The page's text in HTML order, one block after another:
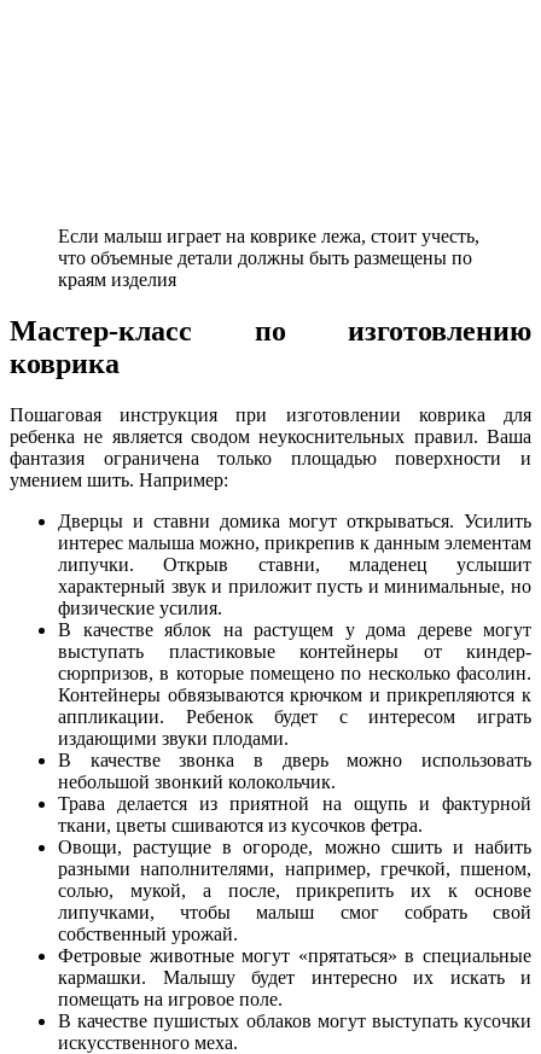
Если малыш играет на коврике лежа, стоит учесть,
что объемные детали должны быть размещены по
краям изделия
Мастер-класс по изготовлению
коврика
Пошаговая инструкция при изготовлении коврика для
ребенка не является сводом неукоснительных правил. Ваша
фантазия ограничена только площадью поверхности и
умением шить. Например:
Дверцы и ставни домика могут открываться. Усилить
интерес малыша можно, прикрепив к данным элементам
липучки. Открыв ставни, младенец услышит
характерный звук и приложит пусть и минимальные, но
физические усилия.
В качестве яблок на растущем у дома дереве могут
выступать пластиковые контейнеры от киндер-
сюрпризов, в которые помещено по несколько фасолин.
Контейнеры обвязываются крючком и прикрепляются к
аппликации. Ребенок будет с интересом играть
издающими звуки плодами.
В качестве звонка в дверь можно использовать
небольшой звонкий колокольчик.
Трава делается из приятной на ощупь и фактурной
ткани, цветы сшиваются из кусочков фетра.
Овощи, растущие в огороде, можно сшить и набить
разными наполнителями, например, гречкой, пшеном,
солью, мукой, а после, прикрепить их к основе
липучками, чтобы малыш смог собрать свой
собственный урожай.
Фетровые животные могут «прятаться» в специальные
кармашки. Малышу будет интересно их искать и
помещать на игровое поле.
В качестве пушистых облаков могут выступать кусочки
искусственного меха.